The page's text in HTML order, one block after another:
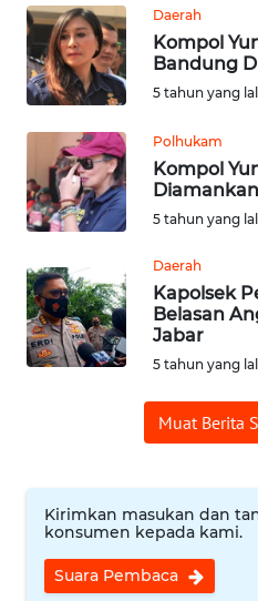
Daerah
Kompol
Bandung
5 tahun yang
Polhukam
Kompol
5 tahun yang
Daerah
Kapolsek
Belasan
Jabar
5 tahun yang
Muat Berita
Kirimkan masukan dan
konsumen kepada kami.
Suara Pembaca
PEDOMAN
MEDIA
SIBER
KARIR
DISCLAIMER
Wahana
News
Regional
WN
JABAR